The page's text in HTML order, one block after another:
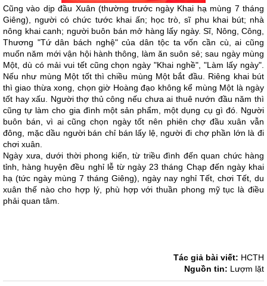
Cũng vào dịp đầu Xuân (thường trước ngày Khai hạ mùng 7 tháng
Giêng), người có chức tước khai ấn; học trò, sĩ phu khai bút; nhà
nông khai canh; người buôn bán mở hàng lấy ngày. Sĩ, Nông, Công,
Thương "Tứ dân bách nghệ" của dân tộc ta vốn cần cù, ai cũng
muốn năm mới vận hội hành thông, làm ăn suôn sẻ; sau ngày mùng
Một, dù có mải vui tết cũng chọn ngày "Khai nghề", "Làm lấy ngày".
Nếu như mùng Một tốt thì chiều mùng Một bắt đầu. Riêng khai bút
thì giao thừa xong, chọn giờ Hoàng đạo không kể mùng Một là ngày
tốt hay xấu. Người thợ thủ công nếu chưa ai thuê nướn đầu năm thì
cũng tự làm cho gia đình một sản phẩm, một dụng cụ gì đó. Người
buôn bán, vì ai cũng chọn ngày tốt nên phiên chợ đầu xuân vẫn
đông, mặc dầu người bán chỉ bán lấy lệ, người đi chợ phần lớn là đi
chơi xuân.
Ngày xưa, dưới thời phong kiến, từ triều đình đến quan chức hàng
tỉnh, hàng huyện đều nghỉ lễ từ ngày 23 tháng Chạp đến ngày khai
hạ (tức ngày mùng 7 tháng Giêng), ngày nay nghỉ Tết, chơi Tết, du
xuân thế nào cho hợp lý, phù hợp với thuần phong mỹ tục là điều
phải quan tâm.
Tác giả bài viết: HCTH
Nguồn tin: Lượm lặt